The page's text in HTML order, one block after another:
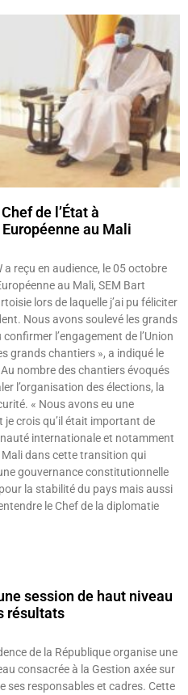
de l’État à
Européenne au Mali
a reçu en audience, le 05 octobre
au Mali, SEM Bart
lors de laquelle j’ai pu féliciter
Nous avons soulevé les grands
l’engagement de l’Union
grands chantiers », a indiqué le
nombre des chantiers évoqués
l’organisation des élections, la
« Nous avons eu une
crois qu’il était important de
internationale et notamment
Mali dans cette transition qui
gouvernance constitutionnelle
la stabilité du pays mais aussi
le Chef de la diplomatie
session de haut niveau
résultats
de la République organise une
consacrée à la Gestion axée sur
ses responsables et cadres. Cette